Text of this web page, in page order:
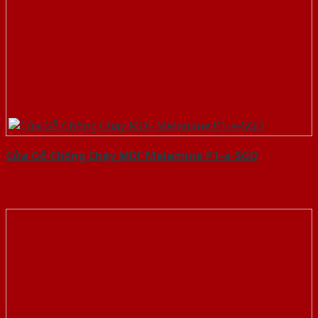
Cửa Gỗ Chống Cháy MDF Melamine P1-a-SGD